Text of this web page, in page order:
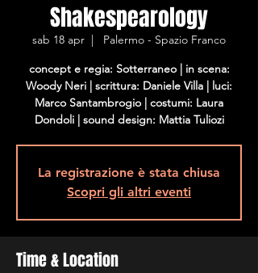
Shakespearology
sab 18 apr
  |
Palermo - Spazio Franco
concept e regia: Sotterraneo | in scena:
Woody Neri | scrittura: Daniele Villa | luci:
Marco Santambrogio | costumi: Laura
Dondoli | sound design: Mattia Tuliozi
La registrazione è stata chiusa
Scopri gli altri eventi
Time & Location